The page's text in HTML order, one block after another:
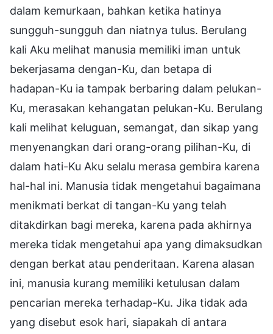
dalam kemurkaan, bahkan ketika hatinya
sungguh-sungguh dan niatnya tulus. Berulang
kali Aku melihat manusia memiliki iman untuk
bekerjasama dengan-Ku, dan betapa di
hadapan-Ku ia tampak berbaring dalam pelukan-
Ku, merasakan kehangatan pelukan-Ku. Berulang
kali melihat keluguan, semangat, dan sikap yang
menyenangkan dari orang-orang pilihan-Ku, di
dalam hati-Ku Aku selalu merasa gembira karena
hal-hal ini. Manusia tidak mengetahui bagaimana
menikmati berkat di tangan-Ku yang telah
ditakdirkan bagi mereka, karena pada akhirnya
mereka tidak mengetahui apa yang dimaksudkan
dengan berkat atau penderitaan. Karena alasan
ini, manusia kurang memiliki ketulusan dalam
pencarian mereka terhadap-Ku. Jika tidak ada
yang disebut esok hari, siapakah di antara